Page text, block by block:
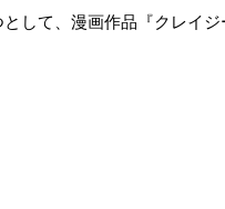
して、漫画作品『クレイジ